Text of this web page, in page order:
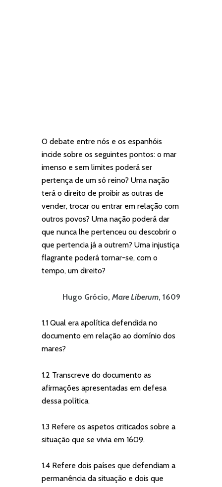
O debate entre nós e os espanhóis
incide sobre os seguintes pontos: o mar
imenso e sem limites poderá ser
pertença de um só reino? Uma nação
terá o direito de proibir as outras de
vender, trocar ou entrar em relação com
outros povos? Uma nação poderá dar
que nunca lhe pertenceu ou descobrir o
que pertencia já a outrem? Uma injustiça
flagrante poderá tornar-se, com o
tempo, um direito?
Hugo Grócio, Mare Liberum, 1609
1.1 Qual era apolítica defendida no
documento em relação ao domínio dos
mares?
1.2 Transcreve do documento as
afirmações apresentadas em defesa
dessa política.
1.3 Refere os aspetos criticados sobre a
situação que se vivia em 1609.
1.4 Refere dois países que defendiam a
permanência da situação e dois que